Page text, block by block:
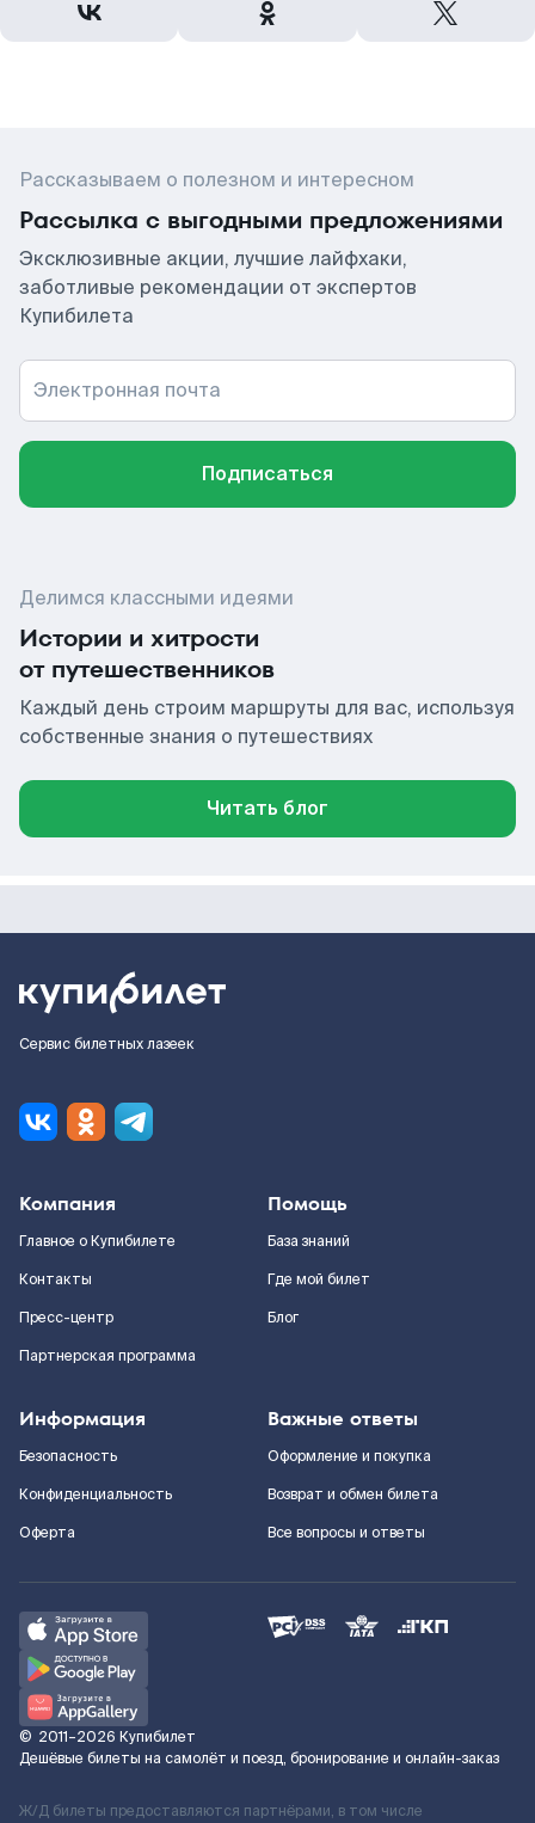
Рассказываем о полезном и интересном
Рассылка с выгодными предложениями
Эксклюзивные акции, лучшие лайфхаки,
заботливые рекомендации от экспертов
Купибилета
Электронная почта
Подписаться
Делимся классными идеями
Истории и хитрости
от путешественников
Каждый день строим маршруты для вас, используя
собственные знания о путешествиях
Читать блог
Сервис билетных лазеек
Компания
Главное о Купибилете
Контакты
Пресс-центр
Партнерская программа
Помощь
База знаний
Где мой билет
Блог
Информация
Безопасность
Конфиденциальность
Оферта
Важные ответы
Оформление и покупка
Возврат и обмен билета
Все вопросы и ответы
© 2011–2026 Купибилет
Дешёвые билеты на самолёт и поезд, бронирование и онлайн-заказ
Ж/Д билеты предоставляются партнёрами, в том числе